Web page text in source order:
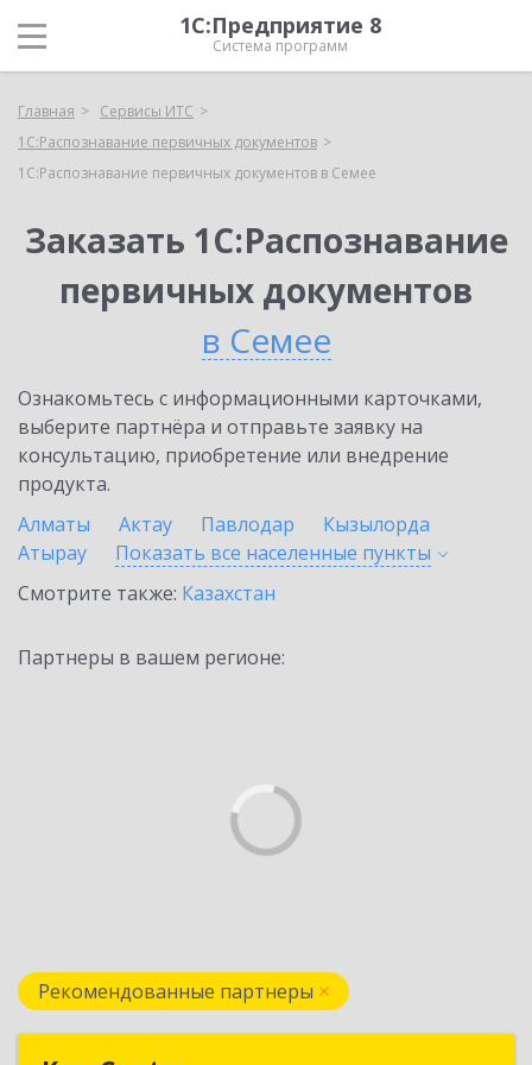
1С:Предприятие 8
Система программ
Главная
Сервисы ИТС
1С:Распознавание первичных документов
1С:Распознавание первичных документов в Семее
Заказать 1С:Распознавание
первичных документов
в Семее
Ознакомьтесь с информационными карточками,
выберите партнёра и отправьте заявку на
консультацию, приобретение или внедрение
продукта.
Алматы
Актау Павлодар
Кызылорда
Атырау
Показать все населенные пункты
Смотрите также: Казахстан
Партнеры в вашем регионе:
Рекомендованные партнеры